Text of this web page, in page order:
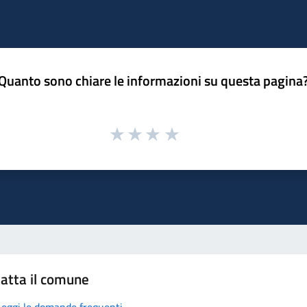
sono chiare le informazioni su questa
il comune